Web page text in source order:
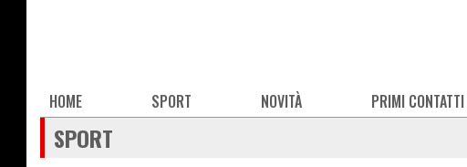
Main
navigation
HOME SPORT NOVITÀ PRIMI CONTATTI
SPORT